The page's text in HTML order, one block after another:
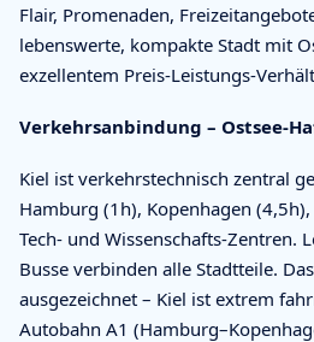
Flair, Promenaden,
lebenswerte, kompakte Stadt mit
exzellentem Preis-Leistungs-
Verkehrsanbindung – Ostsee-
Kiel ist verkehrstechnisch zentral
Hamburg (1h), Kopenhagen
Tech- und Wissenschafts-Zentren.
Busse verbinden alle Stadtteile.
ausgezeichnet – Kiel ist extrem
Autobahn A1